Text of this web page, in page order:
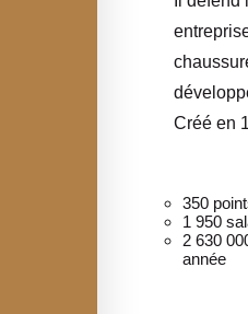
Créé en
350
1 950
2 630
année